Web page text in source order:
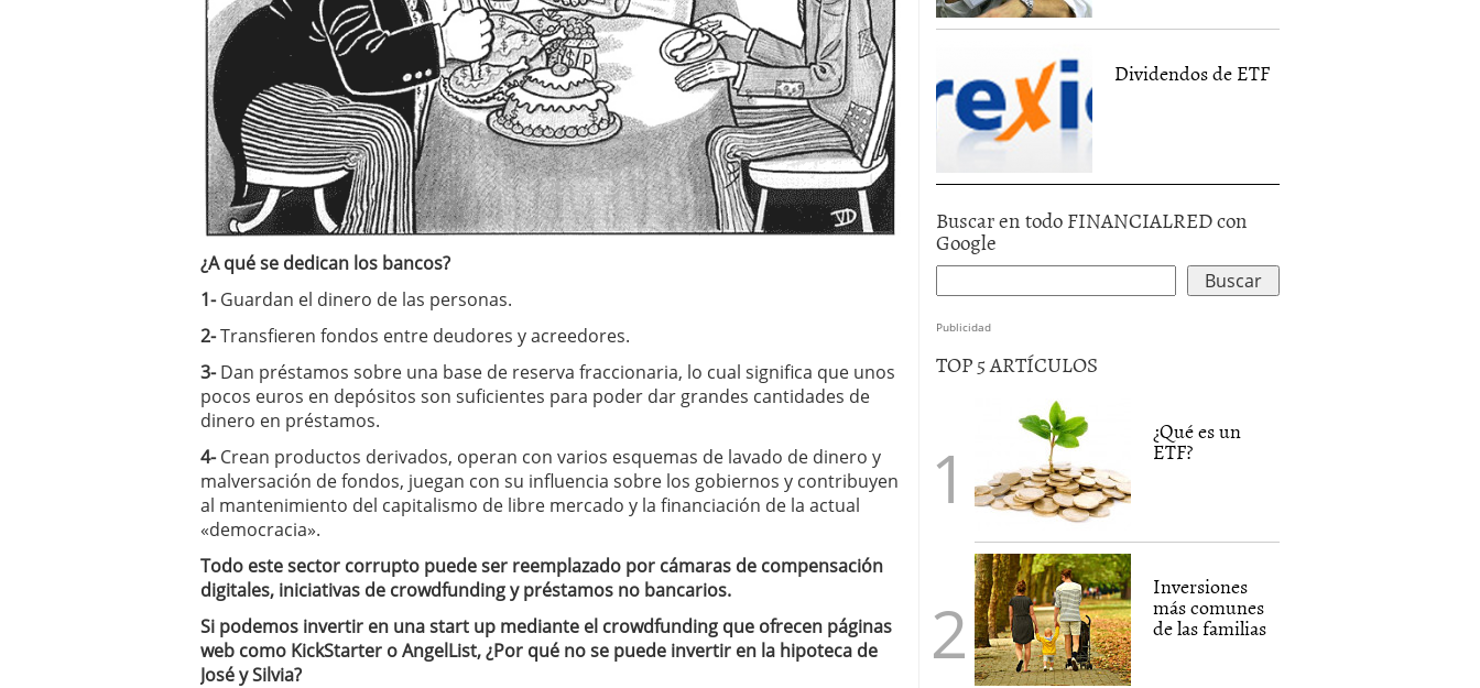
¿A qué se dedican los bancos?
1-Guardan el dinero de las personas.
2-Transfieren fondos entre deudores y acreedores.
3-Dan préstamos sobre una base de reserva fraccionaria, lo cual significa que unos
pocos euros en depósitos son suficientes para poder dar grandes cantidades de
dinero en préstamos.
4-Crean productos derivados, operan con varios esquemas de lavado de dinero y
malversación de fondos, juegan con su influencia sobre los gobiernos y contribuyen
al mantenimiento del capitalismo de libre mercado y la financiación de la actual
«democracia».
Todo este sector corrupto puede ser reemplazado por cámaras de compensación
digitales, iniciativas de crowdfunding y préstamos no bancarios.
Si podemos invertir en una start up mediante el crowdfunding que ofrecen páginas
web como KickStarter o AngelList, ¿Por qué no se puede invertir en la hipoteca de
José y Silvia?
Dividendos de ETF
Buscar en todo FINANCIALRED con
Google
Publicidad
TOP 5 ARTÍCULOS
¿Qué es un
ETF?
Inversiones
más comunes
de las familias